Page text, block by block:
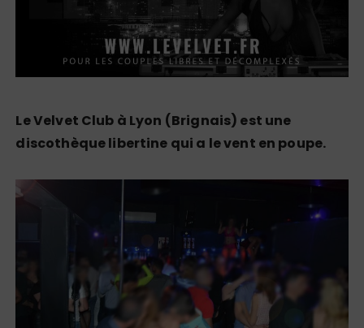
Le Velvet Club à Lyon (Brignais) est une
discothèque libertine qui a le vent en poupe.